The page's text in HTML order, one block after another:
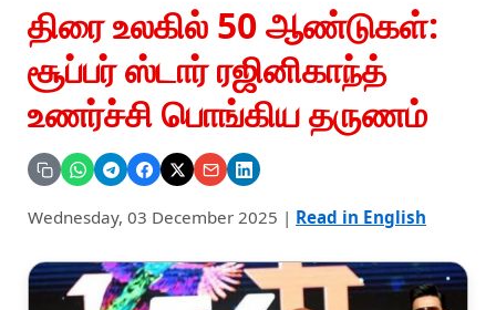
திரை உலகில் 50 ஆண்டுகள்:
சூப்பர் ஸ்டார் ரஜினிகாந்த்
உணர்ச்சி பொங்கிய தருணம்
Wednesday, 03 December 2025 | Read in English